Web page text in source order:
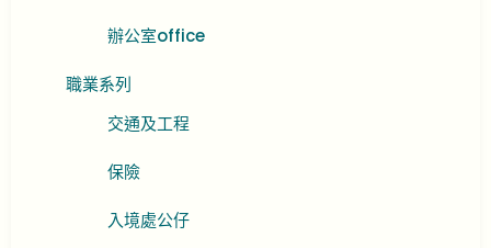
辦公室office
職業系列
交通及工程
保險
入境處公仔